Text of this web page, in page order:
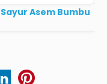
Sayur Asem Bumbu